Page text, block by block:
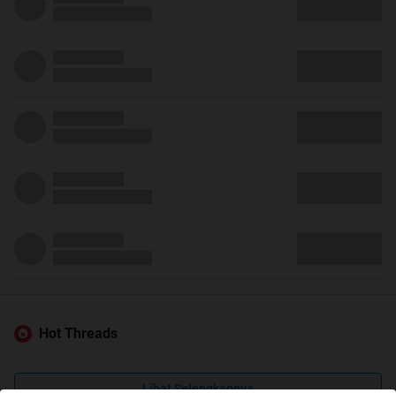
Hot Threads
Lihat Selengkapnya